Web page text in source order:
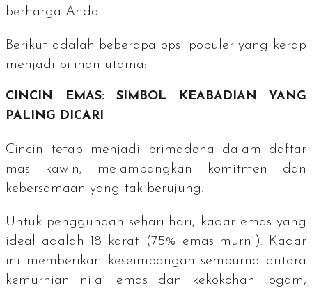
berharga Anda.
Berikut adalah beberapa opsi populer yang kerap
menjadi pilihan utama:
CINCIN EMAS: SIMBOL KEABADIAN YANG
PALING DICARI
Cincin tetap menjadi primadona dalam daftar
mas kawin, melambangkan komitmen dan
kebersamaan yang tak berujung.
Untuk penggunaan sehari-hari, kadar emas yang
ideal adalah 18 karat (75% emas murni). Kadar
ini memberikan keseimbangan sempurna antara
kemurnian nilai emas dan kekokohan logam,